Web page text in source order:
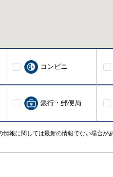
コンビニ
銀行・郵便局
情報に関しては最新の情報でない場合